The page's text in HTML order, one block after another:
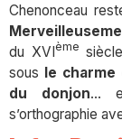
Chenonceau
du XVI ème
sous
le
du donjon...
s’orthographie